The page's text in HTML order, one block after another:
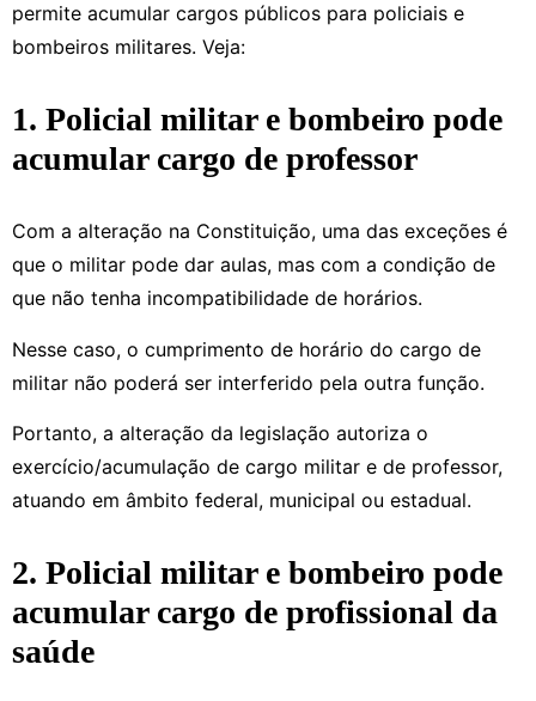
permite acumular cargos públicos para policiais e
bombeiros militares. Veja:
1. Policial militar e bombeiro pode
acumular cargo de professor
Com a alteração na Constituição, uma das exceções é
que o militar pode dar aulas, mas com a condição de
que não tenha incompatibilidade de horários.
Nesse caso, o cumprimento de horário do cargo de
militar não poderá ser interferido pela outra função.
Portanto, a alteração da legislação autoriza o
exercício/acumulação de cargo militar e de professor,
atuando em âmbito federal, municipal ou estadual.
2. Policial militar e bombeiro pode
acumular cargo de profissional da
saúde